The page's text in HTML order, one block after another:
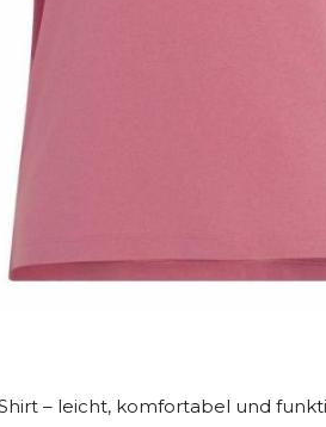
sorgt für eine effektive
bleibst du auch bei intensiven
Tragekomfort und liegt
Bewegungsfreiheit.
die ein zuverlässiges Running-
Kühlung
Material
Herren
– leicht, komfortabel und